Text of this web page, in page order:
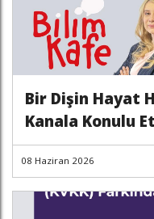
Bir Dişin Hayat
Kanala Konulu
08 Haziran 2026